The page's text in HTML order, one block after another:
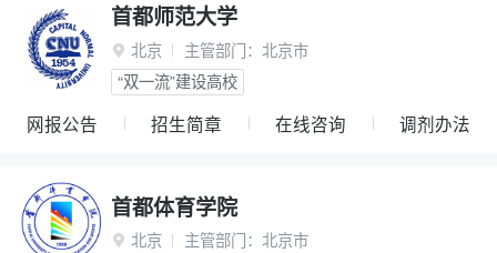
首都师范大学
 北京 主管部门： 北京市
“双一流”建设高校
网报公告 招生简章 在线咨询 调剂办法
首都体育学院
 北京 主管部门： 北京市